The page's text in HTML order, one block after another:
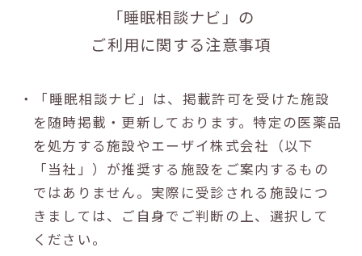
「睡眠相談ナビ」の
ご利用に関する注意事項
・「睡眠相談ナビ」は、掲載許可を受けた施設
を随時掲載・更新しております。特定の医薬品
を処方する施設やエーザイ株式会社（以下
「当社」）が推奨する施設をご案内するもの
ではありません。実際に受診される施設につ
きましては、ご自身でご判断の上、選択して
ください。